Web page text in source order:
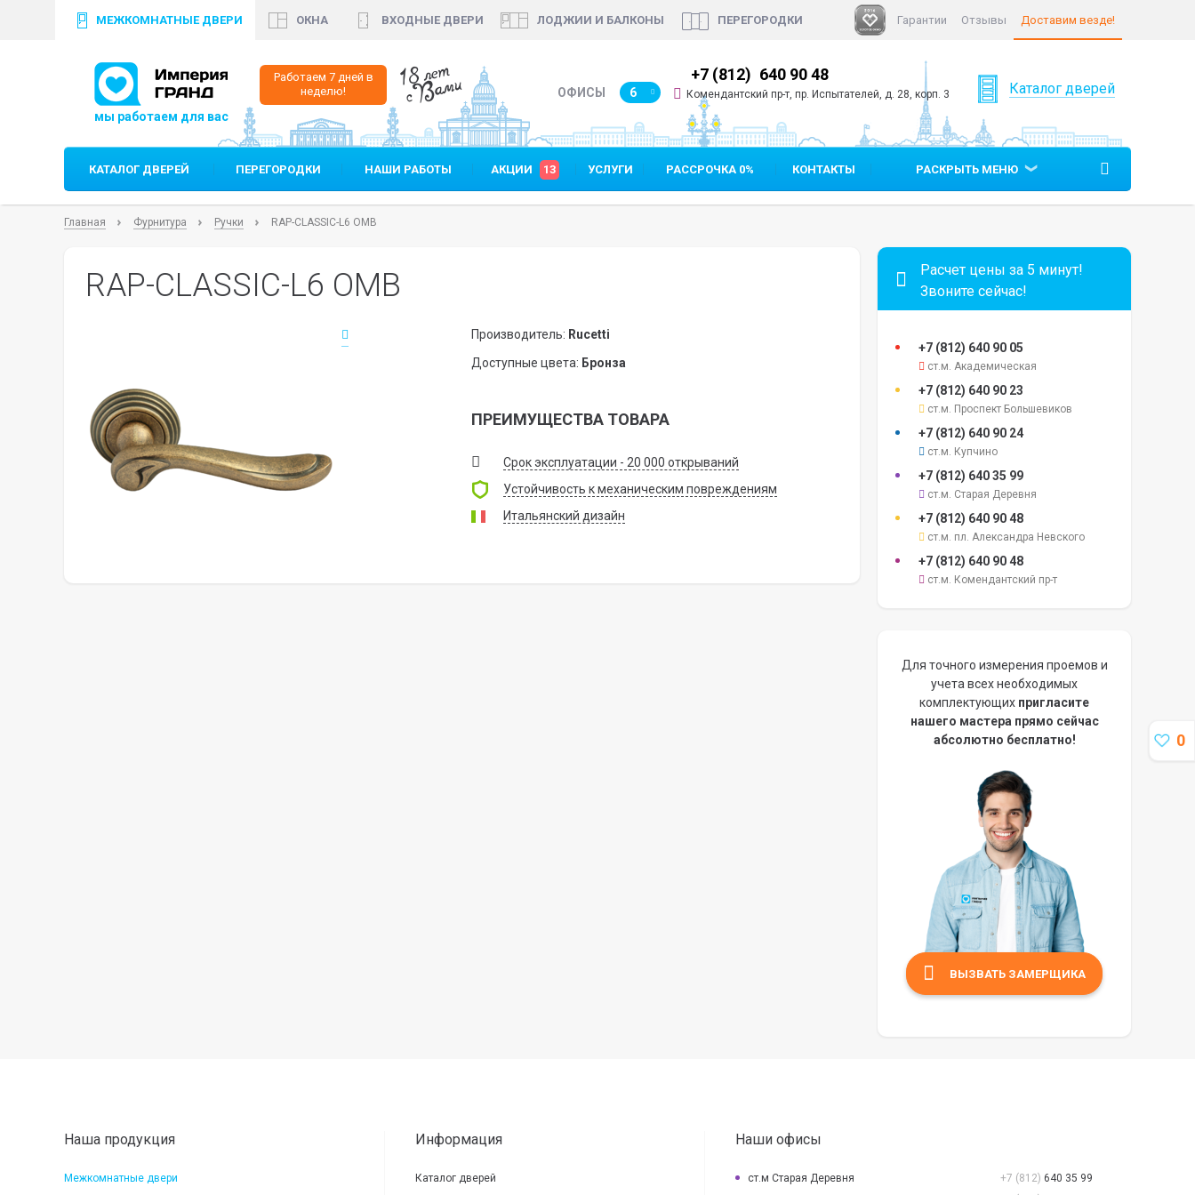
МЕЖКОМНАТНЫЕ ДВЕРИ ОКНА ВХОДНЫЕ ДВЕРИ ЛОДЖИИ И БАЛКОНЫ ПЕРЕГОРОДКИ Гарантии Отзывы Доставим везде!
Работаем 7 дней в
неделю!
18 лет
с Вами ОФИСЫ 6
+7 (812) 640 35 99 +7 (812) 640 90 48 +7 (812) 640 90 48
Комендантский пр-т, пр. Испытателей, д. 28, корп. 3
+7 (812)
Каталог дверей
КАТАЛОГ ДВЕРЕЙ ПЕРЕГОРОДКИ НАШИ РАБОТЫ АКЦИИ 13 УСЛУГИ РАССРОЧКА 0% КОНТАКТЫ РАСКРЫТЬ МЕНЮ
Главная Фурнитура Ручки RAP-CLASSIC-L6 OMB
RAP-CLASSIC-L6 OMB
Производитель: Rucetti
Доступные цвета: Бронза
ПРЕИМУЩЕСТВА ТОВАРА
Срок эксплуатации - 20 000 открываний
Устойчивость к механическим повреждениям
Итальянский дизайн
Расчет цены за 5 минут!
Звоните сейчас!
+7 (812) 640 90 05
ст.м. Академическая
+7 (812) 640 90 23
ст.м. Проспект Большевиков
+7 (812) 640 90 24
ст.м. Купчино
+7 (812) 640 35 99
ст.м. Старая Деревня
+7 (812) 640 90 48
ст.м. пл. Александра Невского
+7 (812) 640 90 48
ст.м. Комендантский пр-т
Для точного измерения проемов и
учета всех необходимых
комплектующих пригласите
нашего мастера прямо сейчас
абсолютно бесплатно!
ВЫЗВАТЬ ЗАМЕРЩИКА
Наша продукция
Межкомнатные двери
Информация
Каталог дверей
Наши офисы
ст.м Старая Деревня +7 (812) 640 35 99
0